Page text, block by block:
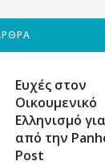
Ευχές στον
Οικουμενικό
Ελληνισμό
από την
Post